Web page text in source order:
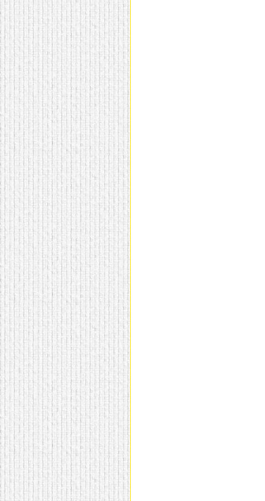
домашнем использовании.
Эта мебель имеет
некоторые преимущества
перед той же стенкой для
гостиной, к примеру,
поскольку она более
легкая и не загромождает
пространство. В спальне
этот предмет можно
поставить у изголовья
кровати, чтобы заполнить
пустующее там
место. Также стеллажи
очень часто используют в
качестве разграничителей
комнаты, например, на
рабочую зону и
пространство для отдыха.
Особенно это актуально
для однокомнатных
квартир.